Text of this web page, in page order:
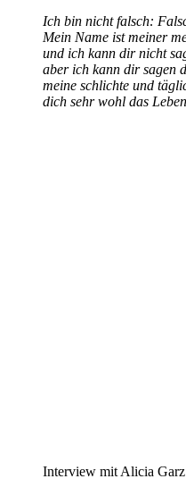
Ich bin nicht falsch:
Mein Name ist meiner
und ich kann dir nicht
aber ich kann dir sagen
meine schlichte und
dich sehr wohl das
Interview mit Alicia